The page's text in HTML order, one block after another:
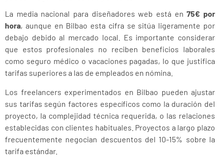
La media nacional para diseñadores web está en75€ por
hora, aunque en Bilbao esta cifra se sitúa ligeramente por
debajo debido al mercado local. Es importante considerar
que estos profesionales no reciben beneficios laborales
como seguro médico o vacaciones pagadas, lo que justifica
tarifas superiores a las de empleados en nómina.
Los freelancers experimentados en Bilbao pueden ajustar
sus tarifas según factores específicos como la duración del
proyecto, la complejidad técnica requerida, o las relaciones
establecidas con clientes habituales. Proyectos a largo plazo
frecuentemente negocian descuentos del 10-15% sobre la
tarifa estándar.